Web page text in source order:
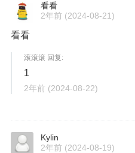
看看
2年前 (2024-08-21)
看看
滚滚滚 回复:
1
2年前 (2024-08-22)
Kylin
2年前 (2024-08-19)